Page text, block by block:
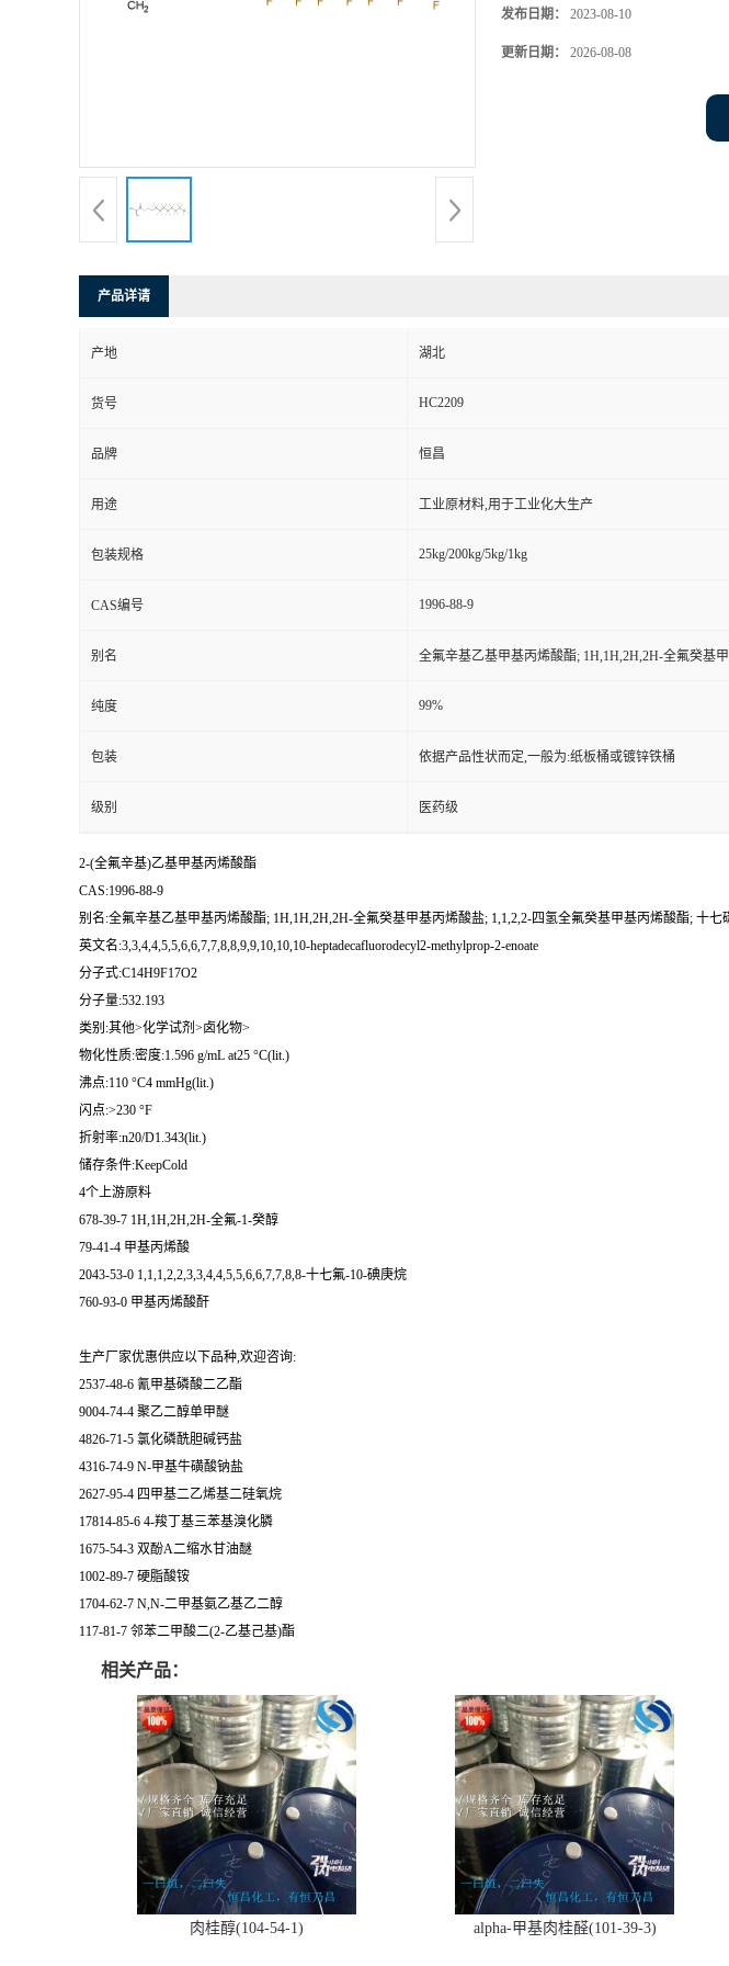
发布日期： 2023-08-10
更新日期： 2026-08-08
产品详请
产地 湖北
货号 HC2209
品牌 恒昌
用途 工业原材料,用于工业化大生产
包装规格 25kg/200kg/5kg/1kg
CAS编号 1996-88-9
别名 全氟辛基乙基甲基丙烯酸酯; 1H,1H,2H,2H-全氟癸基
纯度 99%
包装 依据产品性状而定,一般为:纸板桶或镀锌铁桶
级别 医药级
2-(全氟辛基)乙基甲基丙烯酸酯
CAS:1996-88-9
别名:全氟辛基乙基甲基丙烯酸酯; 1H,1H,2H,2H-全氟癸基甲基丙烯酸盐; 1,1,2,2-四氢全氟癸基甲基丙烯酸酯; 十
英文名:3,3,4,4,5,5,6,6,7,7,8,8,9,9,10,10,10-heptadecafluorodecyl2-methylprop-2-enoate
分子式:C14H9F17O2
分子量:532.193
类别:其他>化学试剂>卤化物>
物化性质:密度:1.596 g/mL at25 °C(lit.)
沸点:110 °C4 mmHg(lit.)
闪点:>230 °F
折射率:n20/D1.343(lit.)
储存条件:KeepCold
4个上游原料
678-39-7 1H,1H,2H,2H-全氟-1-癸醇
79-41-4 甲基丙烯酸
2043-53-0 1,1,1,2,2,3,3,4,4,5,5,6,6,7,7,8,8-十七氟-10-碘庚烷
760-93-0 甲基丙烯酸酐
生产厂家优惠供应以下品种,欢迎咨询:
2537-48-6 氰甲基磷酸二乙酯
9004-74-4 聚乙二醇单甲醚
4826-71-5 氯化磷酰胆碱钙盐
4316-74-9 N-甲基牛磺酸钠盐
2627-95-4 四甲基二乙烯基二硅氧烷
17814-85-6 4-羧丁基三苯基溴化膦
1675-54-3 双酚A二缩水甘油醚
1002-89-7 硬脂酸铵
1704-62-7 N,N-二甲基氨乙基乙二醇
117-81-7 邻苯二甲酸二(2-乙基己基)酯
相关产品：
肉桂醇(104-54-1) alpha-甲基肉桂醛(101-39-3)